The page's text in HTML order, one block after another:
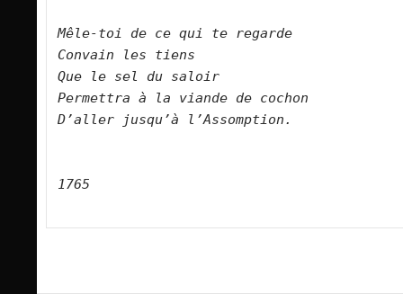
Mêle-toi de ce qui te regarde
Convain les tiens
Que le sel du saloir
Permettra à la viande de cochon
D’aller jusqu’à l’Assomption.
1765